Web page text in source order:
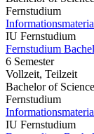
Fernstudium
IU Fernstudium
Fernstudium
6 Semester
Vollzeit, Teilzeit
Bachelor of Science
Fernstudium
IU Fernstudium